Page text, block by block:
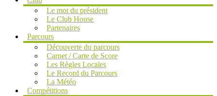
Le mot du président
Le Club House
Partenaires
Parcours
Découverte du parcours
Carnet / Carte de Score
Les Règles Locales
Le Record du Parcours
La Météo
Compétitions